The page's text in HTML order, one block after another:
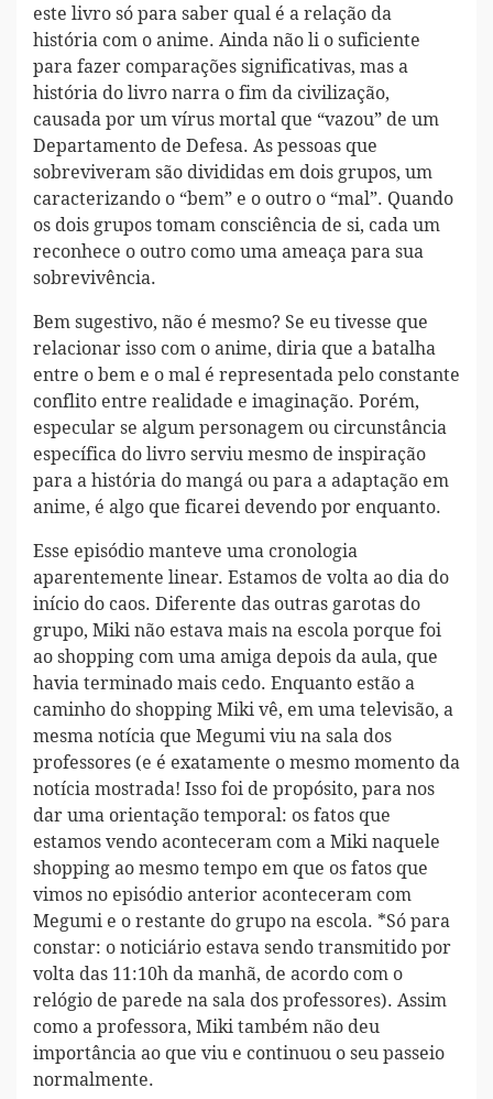
este livro só para saber qual é a relação da
história com o anime. Ainda não li o suficiente
para fazer comparações significativas, mas a
história do livro narra o fim da civilização,
causada por um vírus mortal que “vazou” de um
Departamento de Defesa. As pessoas que
sobreviveram são divididas em dois grupos, um
caracterizando o “bem” e o outro o “mal”. Quando
os dois grupos tomam consciência de si, cada um
reconhece o outro como uma ameaça para sua
sobrevivência.
Bem sugestivo, não é mesmo? Se eu tivesse que
relacionar isso com o anime, diria que a batalha
entre o bem e o mal é representada pelo constante
conflito entre realidade e imaginação. Porém,
especular se algum personagem ou circunstância
específica do livro serviu mesmo de inspiração
para a história do mangá ou para a adaptação em
anime, é algo que ficarei devendo por enquanto.
Esse episódio manteve uma cronologia
aparentemente linear. Estamos de volta ao dia do
início do caos. Diferente das outras garotas do
grupo, Miki não estava mais na escola porque foi
ao shopping com uma amiga depois da aula, que
havia terminado mais cedo. Enquanto estão a
caminho do shopping Miki vê, em uma televisão, a
mesma notícia que Megumi viu na sala dos
professores (e é exatamente o mesmo momento da
notícia mostrada! Isso foi de propósito, para nos
dar uma orientação temporal: os fatos que
estamos vendo aconteceram com a Miki naquele
shopping ao mesmo tempo em que os fatos que
vimos no episódio anterior aconteceram com
Megumi e o restante do grupo na escola. *Só para
constar: o noticiário estava sendo transmitido por
volta das 11:10h da manhã, de acordo com o
relógio de parede na sala dos professores). Assim
como a professora, Miki também não deu
importância ao que viu e continuou o seu passeio
normalmente.